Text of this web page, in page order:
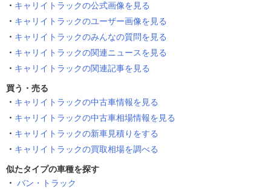
キャリイトラックの公式画像を見る
キャリイトラックのユーザー画像を見る
キャリイトラックのみんなの質問を見る
キャリイトラックの関連ニュースを見る
キャリイトラックの関連記事を見る
買う・売る
キャリイトラックの中古車情報を見る
キャリイトラックの中古車相場情報を見る
キャリイトラックの新車見積りをする
キャリイトラックの買取相場を調べる
似たタイプの車種を探す
バン・トラック